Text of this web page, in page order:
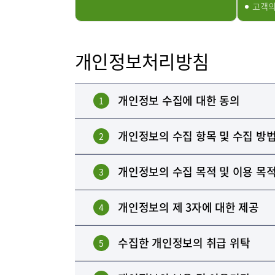
고객
개인정보처리방침
1 개인정보 수집에 대한 동의
2 개인정보의 수집 항목 및 수집 방법
3 개인정보의 수집 목적 및 이용 목적
4 개인정보의 제 3자에 대한 제공
5 수집한 개인정보의 취급 위탁